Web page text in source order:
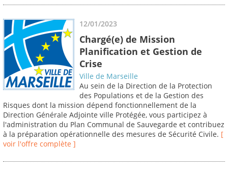
12/01/2023
Chargé(e) de Mission
Planification et Gestion de
Crise
Ville de Marseille
Au sein de la Direction de la Protection
des Populations et de la Gestion des
Risques dont la mission dépend fonctionnellement de la
Direction Générale Adjointe ville Protégée, vous participez à
l'administration du Plan Communal de Sauvegarde et contribuez
à la préparation opérationnelle des mesures de Sécurité Civile. [
voir l'offre complète ]